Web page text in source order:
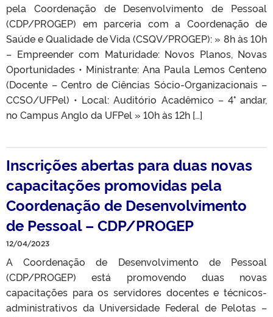
pela Coordenação de Desenvolvimento de Pessoal
(CDP/PROGEP) em parceria com a Coordenação de
Saúde e Qualidade de Vida (CSQV/PROGEP): » 8h às 10h
– Empreender com Maturidade: Novos Planos, Novas
Oportunidades • Ministrante: Ana Paula Lemos Centeno
(Docente – Centro de Ciências Sócio-Organizacionais –
CCSO/UFPel) • Local: Auditório Acadêmico – 4° andar,
no Campus Anglo da UFPel » 10h às 12h […]
Inscrições abertas para duas novas
capacitações promovidas pela
Coordenação de Desenvolvimento
de Pessoal – CDP/PROGEP
12/04/2023
A Coordenação de Desenvolvimento de Pessoal
(CDP/PROGEP) está promovendo duas novas
capacitações para os servidores docentes e técnicos-
administrativos da Universidade Federal de Pelotas –